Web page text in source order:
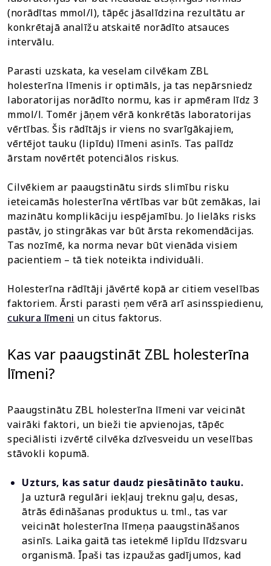
(norādītas mmol/l), tāpēc jāsalīdzina rezultātu ar
konkrētajā analīžu atskaitē norādīto atsauces
intervālu.
Parasti uzskata, ka veselam cilvēkam ZBL
holesterīna līmenis ir optimāls, ja tas nepārsniedz
laboratorijas norādīto normu, kas ir apmēram līdz 3
mmol/l. Tomēr jāņem vērā konkrētās laboratorijas
vērtības. Šis rādītājs ir viens no svarīgākajiem,
vērtējot tauku (lipīdu) līmeni asinīs. Tas palīdz
ārstam novērtēt potenciālos riskus.
Cilvēkiem ar paaugstinātu sirds slimību risku
ieteicamās holesterīna vērtības var būt zemākas, lai
mazinātu komplikāciju iespējamību. Jo lielāks risks
pastāv, jo stingrākas var būt ārsta rekomendācijas.
Tas nozīmē, ka norma nevar būt vienāda visiem
pacientiem – tā tiek noteikta individuāli.
Holesterīna rādītāji jāvērtē kopā ar citiem veselības
faktoriem. Ārsti parasti ņem vērā arī asinsspiedienu,
cukura līmeni un citus faktorus.
Kas var paaugstināt ZBL holesterīna
līmeni?
Paaugstinātu ZBL holesterīna līmeni var veicināt
vairāki faktori, un bieži tie apvienojas, tāpēc
speciālisti izvērtē cilvēka dzīvesveidu un veselības
stāvokli kopumā.
Uzturs, kas satur daudz piesātināto tauku.
Ja uzturā regulāri iekļauj treknu gaļu, desas,
ātrās ēdināšanas produktus u. tml., tas var
veicināt holesterīna līmeņa paaugstināšanos
asinīs. Laika gaitā tas ietekmē lipīdu līdzsvaru
organismā. Īpaši tas izpaužas gadījumos, kad